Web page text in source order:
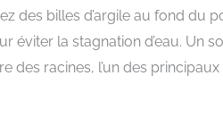
des billes d’argile au fond du
éviter la stagnation d’eau. Un
des racines, l’un des